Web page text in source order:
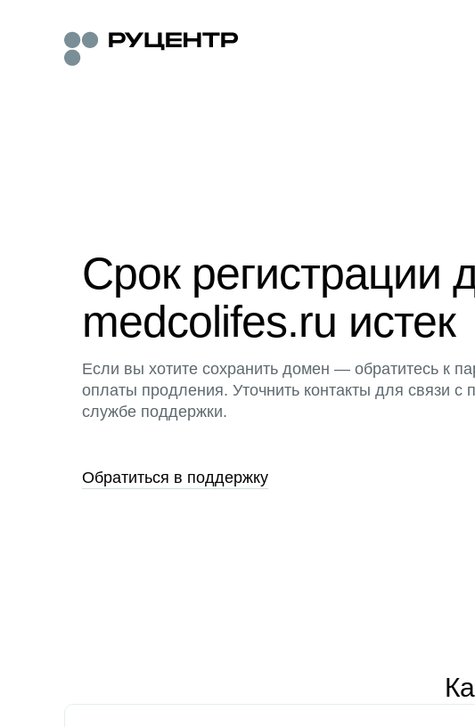
Срок регистрации
medcolifes.ru истек
Если вы хотите сохранить домен — обратитесь к
оплаты продления. Уточнить контакты для связи с
службе поддержки.
Обратиться в поддержку